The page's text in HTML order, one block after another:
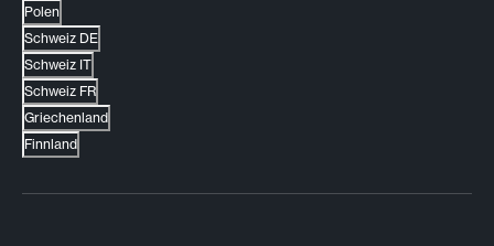
Polen
Schweiz DE
Schweiz IT
Schweiz FR
Griechenland
Finnland